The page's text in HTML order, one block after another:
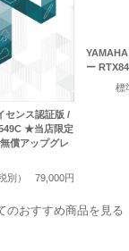
センス認証版 /
★当店限定
償アップグレ
別）
79,000円
ー
標
のおすすめ商品を見る